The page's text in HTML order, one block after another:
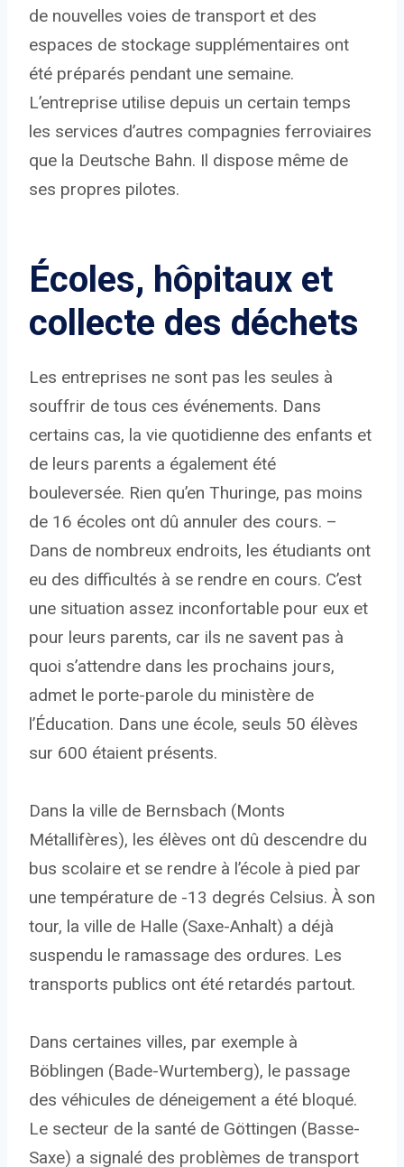
de nouvelles voies de transport et des
espaces de stockage supplémentaires ont
été préparés pendant une semaine.
L’entreprise utilise depuis un certain temps
les services d’autres compagnies ferroviaires
que la Deutsche Bahn. Il dispose même de
ses propres pilotes.
Écoles, hôpitaux et
collecte des déchets
Les entreprises ne sont pas les seules à
souffrir de tous ces événements. Dans
certains cas, la vie quotidienne des enfants et
de leurs parents a également été
bouleversée. Rien qu’en Thuringe, pas moins
de 16 écoles ont dû annuler des cours. –
Dans de nombreux endroits, les étudiants ont
eu des difficultés à se rendre en cours. C’est
une situation assez inconfortable pour eux et
pour leurs parents, car ils ne savent pas à
quoi s’attendre dans les prochains jours,
admet le porte-parole du ministère de
l’Éducation. Dans une école, seuls 50 élèves
sur 600 étaient présents.
Dans la ville de Bernsbach (Monts
Métallifères), les élèves ont dû descendre du
bus scolaire et se rendre à l’école à pied par
une température de -13 degrés Celsius. À son
tour, la ville de Halle (Saxe-Anhalt) a déjà
suspendu le ramassage des ordures. Les
transports publics ont été retardés partout.
Dans certaines villes, par exemple à
Böblingen (Bade-Wurtemberg), le passage
des véhicules de déneigement a été bloqué.
Le secteur de la santé de Göttingen (Basse-
Saxe) a signalé des problèmes de transport